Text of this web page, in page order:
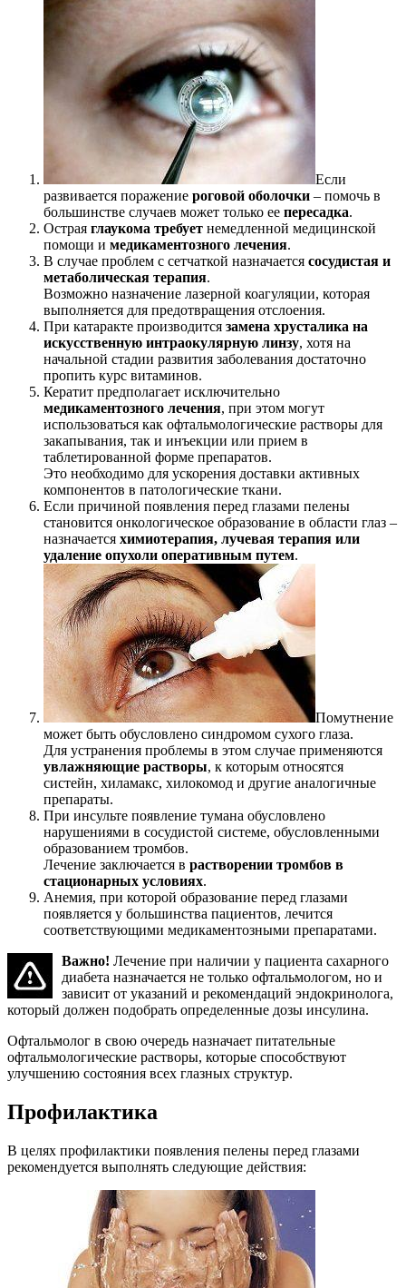
Если
развивается поражение роговой оболочки – помочь в
большинстве случаев может только ее пересадка.
Острая глаукома требует немедленной медицинской
помощи и медикаментозного лечения.
В случае проблем с сетчаткой назначается сосудистая и
метаболическая терапия.
Возможно назначение лазерной коагуляции, которая
выполняется для предотвращения отслоения.
При катаракте производится замена хрусталика на
искусственную интраокулярную линзу, хотя на
начальной стадии развития заболевания достаточно
пропить курс витаминов.
Кератит предполагает исключительно
медикаментозного лечения, при этом могут
использоваться как офтальмологические растворы для
закапывания, так и инъекции или прием в
таблетированной форме препаратов.
Это необходимо для ускорения доставки активных
компонентов в патологические ткани.
Если причиной появления перед глазами пелены
становится онкологическое образование в области глаз –
назначается химиотерапия, лучевая терапия или
удаление опухоли оперативным путем.
Помутнение
может быть обусловлено синдромом сухого глаза.
Для устранения проблемы в этом случае применяются
увлажняющие растворы, к которым относятся
систейн, хиламакс, хилокомод и другие аналогичные
препараты.
При инсульте появление тумана обусловлено
нарушениями в сосудистой системе, обусловленными
образованием тромбов.
Лечение заключается в растворении тромбов в
стационарных условиях.
Анемия, при которой образование перед глазами
появляется у большинства пациентов, лечится
соответствующими медикаментозными препаратами.
Важно! Лечение при наличии у пациента сахарного
диабета назначается не только офтальмологом, но и
зависит от указаний и рекомендаций эндокринолога,
который должен подобрать определенные дозы инсулина.
Офтальмолог в свою очередь назначает питательные
офтальмологические растворы, которые способствуют
улучшению состояния всех глазных структур.
Профилактика
В целях профилактики появления пелены перед глазами
рекомендуется выполнять следующие действия: